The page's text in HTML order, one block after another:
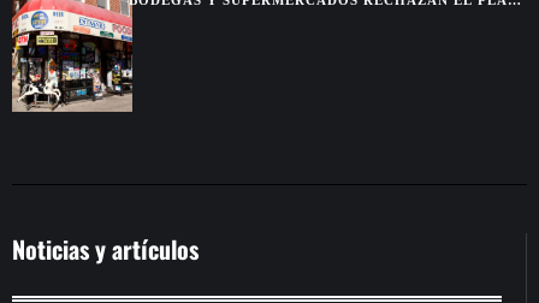
MUNICIPAL DE MAMDANI
Noticias y artículos